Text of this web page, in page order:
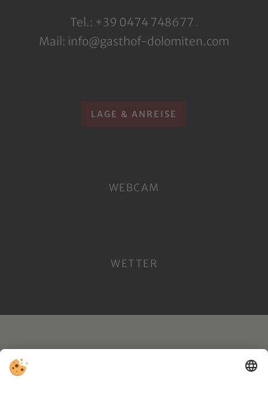
Tel.: +39 0474 748677 .
Mail: info@gasthof-dolomiten.com
LAGE & ANREISE
WEBCAM
WETTER